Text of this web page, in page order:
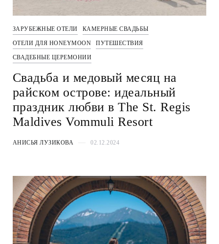
ЗАРУБЕЖНЫЕ ОТЕЛИ КАМЕРНЫЕ СВАДЬБЫ
ОТЕЛИ ДЛЯ HONEYMOON ПУТЕШЕСТВИЯ
СВАДЕБНЫЕ ЦЕРЕМОНИИ
Свадьба и медовый месяц на
райском острове: идеальный
праздник любви в The St. Regis
Maldives Vommuli Resort
АНИСЬЯ ЛУЗИКОВА 02.12.2024